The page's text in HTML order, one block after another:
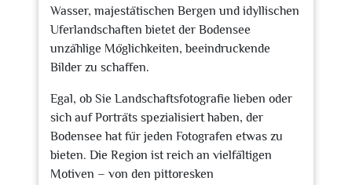
Wasser, majestätischen Bergen und idyllischen
Uferlandschaften bietet der Bodensee
unzählige Möglichkeiten, beeindruckende
Bilder zu schaffen.
Egal, ob Sie Landschaftsfotografie lieben oder
sich auf Porträts spezialisiert haben, der
Bodensee hat für jeden Fotografen etwas zu
bieten. Die Region ist reich an vielfältigen
Motiven – von den pittoresken